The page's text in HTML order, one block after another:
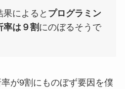
果によると プログラミン
率は９割にのぼるそうで
が9割にものぼず要因を僕